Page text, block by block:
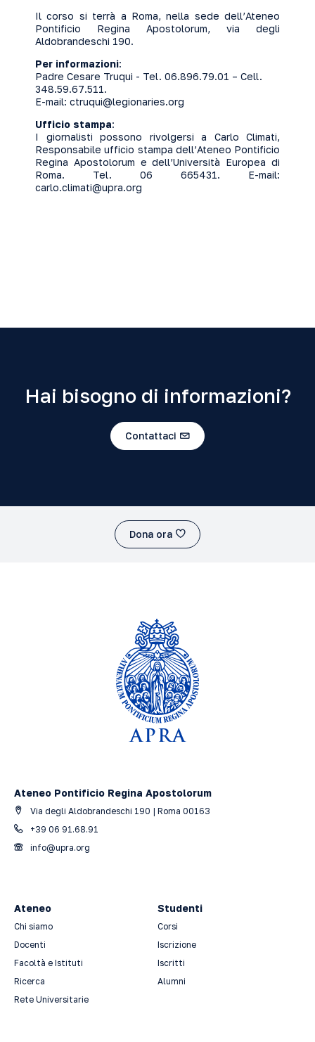
Il corso si terrà a Roma, nella sede dell’Ateneo
Pontificio Regina Apostolorum, via degli
Aldobrandeschi 190.
Per informazioni:
Padre Cesare Truqui - Tel. 06.896.79.01 – Cell.
348.59.67.511.
E-mail: ctruqui@legionaries.org
Ufficio stampa:
I giornalisti possono rivolgersi a Carlo Climati,
Responsabile ufficio stampa dell’Ateneo Pontificio
Regina Apostolorum e dell’Università Europea di
Roma. Tel. 06 665431. E-mail:
carlo.climati@upra.org
Hai bisogno di informazioni?
Contattaci
Dona ora
Ateneo Pontificio Regina Apostolorum
Via degli Aldobrandeschi 190 | Roma 00163
+39 06 91.68.91
info@upra.org
Ateneo
Chi siamo
Docenti
Facoltà e Istituti
Ricerca
Rete Universitarie
Studenti
Corsi
Iscrizione
Iscritti
Alumni